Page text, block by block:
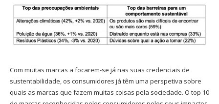
Com muitas marcas a focarem-se já nas suas credenciais de
sustentabilidade, os consumidores já têm uma perspetiva sobre
quais as marcas que fazem muitas coisas pela sociedade. O top 10